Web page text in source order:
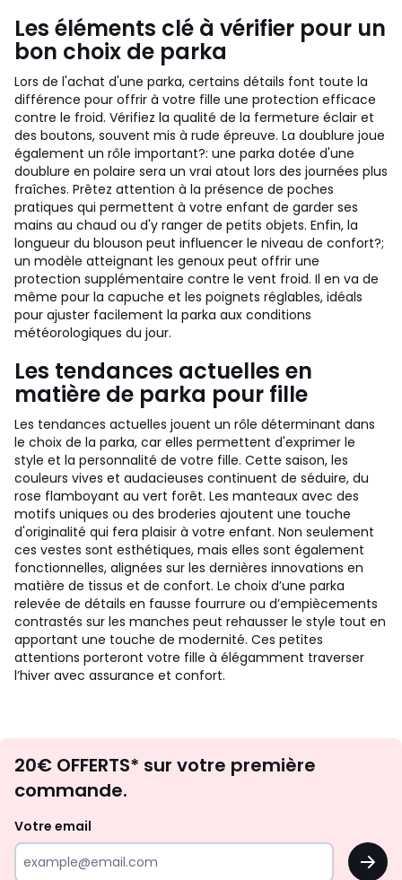
Les éléments clé à vérifier pour un
bon choix de parka
Lors de l'achat d'une parka, certains détails font toute la
différence pour offrir à votre fille une protection efficace
contre le froid. Vérifiez la qualité de la fermeture éclair et
des boutons, souvent mis à rude épreuve. La doublure joue
également un rôle important?: une parka dotée d'une
doublure en polaire sera un vrai atout lors des journées plus
fraîches. Prêtez attention à la présence de poches
pratiques qui permettent à votre enfant de garder ses
mains au chaud ou d'y ranger de petits objets. Enfin, la
longueur du blouson peut influencer le niveau de confort?;
un modèle atteignant les genoux peut offrir une
protection supplémentaire contre le vent froid. Il en va de
même pour la capuche et les poignets réglables, idéals
pour ajuster facilement la parka aux conditions
météorologiques du jour.
Les tendances actuelles en
matière de parka pour fille
Les tendances actuelles jouent un rôle déterminant dans
le choix de la parka, car elles permettent d'exprimer le
style et la personnalité de votre fille. Cette saison, les
couleurs vives et audacieuses continuent de séduire, du
rose flamboyant au vert forêt. Les manteaux avec des
motifs uniques ou des broderies ajoutent une touche
d'originalité qui fera plaisir à votre enfant. Non seulement
ces vestes sont esthétiques, mais elles sont également
fonctionnelles, alignées sur les dernières innovations en
matière de tissus et de confort. Le choix d’une parka
relevée de détails en fausse fourrure ou d’empiècements
contrastés sur les manches peut rehausser le style tout en
apportant une touche de modernité. Ces petites
attentions porteront votre fille à élégamment traverser
l’hiver avec assurance et confort.
d'inspirations
surprises?
20€ OFFERTS* sur votre première
commande.
Votre email
OK